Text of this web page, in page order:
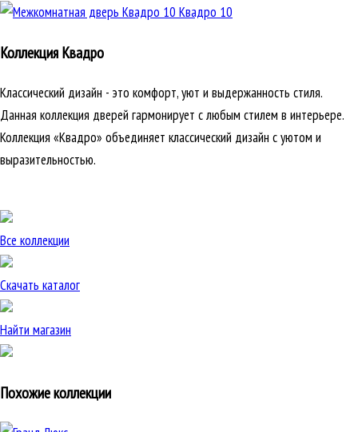
Квадро 10
Коллекция Квадро
Классический дизайн - это комфорт, уют и выдержанность стиля.
Данная коллекция дверей гармонирует с любым стилем в интерьере.
Коллекция «Квадро» объединяет классический дизайн с уютом и
выразительностью.
Все коллекции
Скачать каталог
Найти магазин
Похожие коллекции